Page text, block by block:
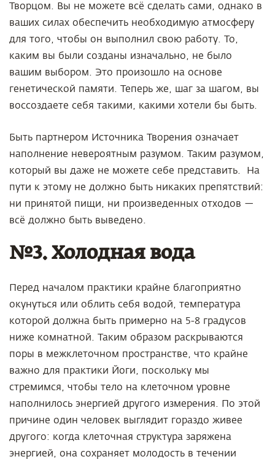
Творцом. Вы не можете всё сделать сами, однако в
ваших силах обеспечить необходимую атмосферу
для того, чтобы он выполнил свою работу. То,
каким вы были созданы изначально, не было
вашим выбором. Это произошло на основе
генетической памяти. Теперь же, шаг за шагом, вы
воссоздаете себя такими, какими хотели бы быть.
Быть партнером Источника Творения означает
наполнение невероятным разумом. Таким разумом,
который вы даже не можете себе представить. На
пути к этому не должно быть никаких препятствий:
ни принятой пищи, ни произведенных отходов —
всё должно быть выведено.
№3. Холодная вода
Перед началом практики крайне благоприятно
окунуться или облить себя водой, температура
которой должна быть примерно на 5-8 градусов
ниже комнатной. Таким образом раскрываются
поры в межклеточном пространстве, что крайне
важно для практики Йоги, поскольку мы
стремимся, чтобы тело на клеточном уровне
наполнилось энергией другого измерения. По этой
причине один человек выглядит гораздо живее
другого: когда клеточная структура заряжена
энергией, она сохраняет молодость в течении